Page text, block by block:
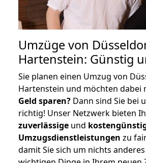
Umzüge von
Hartenstein: Günstig
Sie planen einen Umzug von
Hartenstein und möchten dabei
Geld sparen? Dann sind Sie bei
richtig! Unser Netzwerk bieten
zuverlässige und
Umzugsdienstleistungen zu
damit Sie sich um nichts